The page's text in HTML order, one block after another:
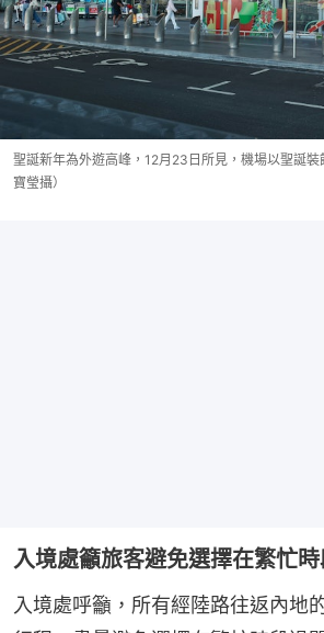
聖誕新年為外遊高峰，12月23日所見，機場以聖誕
寶瑩攝）
入境處籲旅客避免選擇在繁忙時
入境處呼籲，所有經陸路往返內地